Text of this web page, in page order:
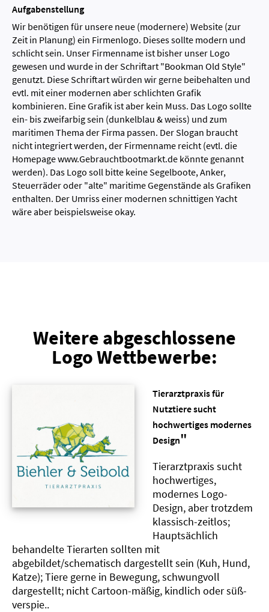
Aufgabenstellung
Wir benötigen für unsere neue (modernere) Website (zur
Zeit in Planung) ein Firmenlogo. Dieses sollte modern und
schlicht sein. Unser Firmenname ist bisher unser Logo
gewesen und wurde in der Schriftart "Bookman Old Style"
genutzt. Diese Schriftart würden wir gerne beibehalten und
evtl. mit einer modernen aber schlichten Grafik
kombinieren. Eine Grafik ist aber kein Muss. Das Logo sollte
ein- bis zweifarbig sein (dunkelblau & weiss) und zum
maritimen Thema der Firma passen. Der Slogan braucht
nicht integriert werden, der Firmenname reicht (evtl. die
Homepage www.Gebrauchtbootmarkt.de könnte genannt
werden). Das Logo soll bitte keine Segelboote, Anker,
Steuerräder oder "alte" maritime Gegenstände als Grafiken
enthalten. Der Umriss einer modernen schnittigen Yacht
wäre aber beispielsweise okay.
Weitere abgeschlossene
Logo Wettbewerbe:
Tierarztpraxis für
Nutztiere sucht
hochwertiges modernes
Design"
Tierarztpraxis sucht
hochwertiges,
modernes Logo-
Design, aber trotzdem
klassisch-zeitlos;
Hauptsächlich
behandelte Tierarten sollten mit
abgebildet/schematisch dargestellt sein (Kuh, Hund,
Katze); Tiere gerne in Bewegung, schwungvoll
dargestellt; nicht Cartoon-mäßig, kindlich oder süß-
verspie..